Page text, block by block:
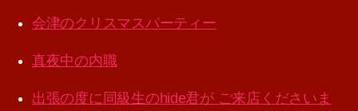
会津のクリスマスパーティー
真夜中の内職
出張の度に同級生のhide君が ご来店くださいま